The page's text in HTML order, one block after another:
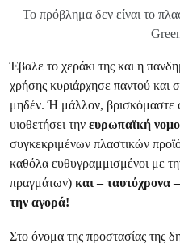
Το πρόβλημα δεν είναι το
Έβαλε το χεράκι της και η
χρήσης κυριάρχησε παντού και
μηδέν. Ή μάλλον, βρισκόμαστε
υιοθετήσει την ευρωπαϊκή
συγκεκριμένων πλαστικών
καθόλα ευθυγραμμισμένοι με
πραγμάτων) και – ταυτόχρονα
την αγορά!
Στο όνομα της προστασίας της